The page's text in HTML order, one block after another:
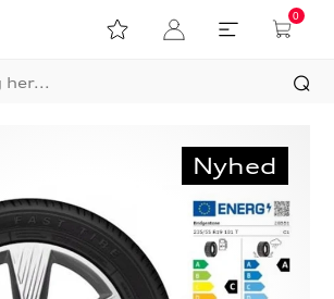
0
Nyhed